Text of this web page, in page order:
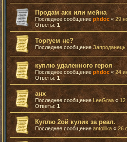
Продам акк или мейна
Последнее сообщение phdoc « 29
Ответы: 1
Торгуем не?
Последнее сообщениеЗапроданець
куплю удаленного героя
Последнее сообщение phdoc «24
Ответы:1
анх
Последнее сообщение LeeGraa«12
Ответы: 1
Куплю 2ой кулик за реал.
Последнее сообщение antolllka «26